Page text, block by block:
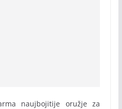
naujbojitije oružje za